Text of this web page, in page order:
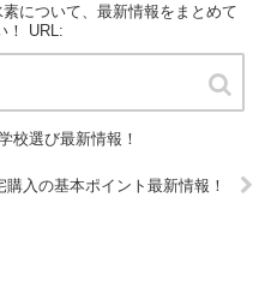
について、最新情報をまとめて
！ URL:
校選び最新情報！
購入の基本ポイント最新情報！